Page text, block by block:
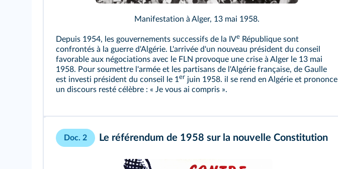
Manifestation à Alger, 13 mai 1958.
Depuis 1954, les gouvernements successifs de la IVe République sont
confrontés à la guerre d'Algérie. L'arrivée d'un nouveau président du conseil
favorable aux négociations avec le FLN provoque une crise à Alger le 13 mai
1958. Pour soumettre l'armée et les partisans de l'Algérie française, de Gaulle
est investi président du conseil le 1er juin 1958. il se rend en Algérie et prononce
un discours resté célèbre : « Je vous ai compris ».
Doc. 2 Le référendum de 1958 sur la nouvelle Constitution